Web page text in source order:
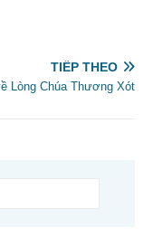
TIẾP THEO
Lòng Chúa Thương Xót